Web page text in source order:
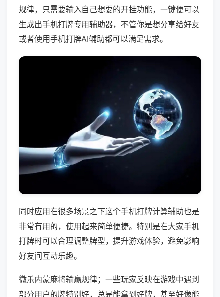
规律，只需要输入自己想要的开挂功能，一键便可以
生成出手机打牌专用辅助器，不管你是想分享给好友
或者使用手机打牌AI辅助都可以满足需求。
同时应用在很多场景之下这个手机打牌计算辅助也是
非常有用的，使用起来简单便捷。特别是在大家手机
打牌时可以合理调整牌型，提升游戏体验，避免影响
好友间互动乐趣。
微乐内蒙麻将输赢规律；一些玩家反映在游戏中遇到
部分用户的牌特别好，总是能拿到好牌，甚至好像能